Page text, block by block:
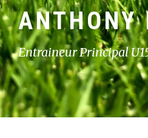
ANTHONY
Entraineur Principal